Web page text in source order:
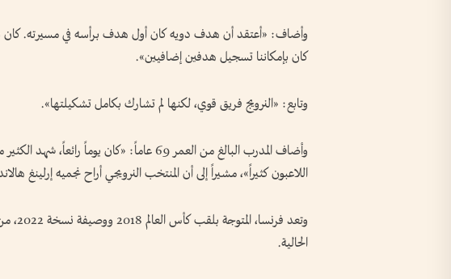
وأضاف: «أعتقد أن هدف دويه كان أول هدف برأسه في مسيرته. كان هناك
كان بإمكاننا تسجيل هدفين إضافيين».
وتابع: «النرويج فريق قوي، لكنها لم تشارك بكامل تشكيلتها».
وأضاف المدرب البالغ من العمر 69 عاماً: «كان
اللاعبون كثيراً»، مشيراً إلى أن المنتخب النرويجي أراح نجميه إرلينغ
وتعد
الحالية.